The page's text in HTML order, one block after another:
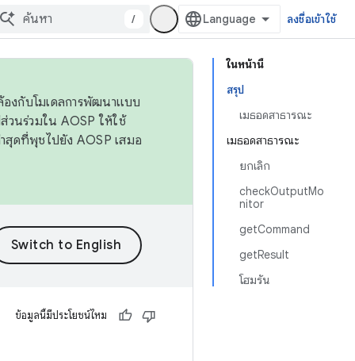
/ ลงชื่อเข้าใช้
ในหน้านี้
สรุป
เมธอดสาธารณะ
เมธอดสาธารณะ
ยกเลิก
checkOutputMo
nitor
getCommand
getResult
โฮมรัน
องกับโมเดลการพัฒนาแบบ
วนร่วมใน AOSP ให้ใช้
สุดที่พุชไปยัง AOSP เสมอ
ข้อมูลนี้มีประโยชน์ไหม